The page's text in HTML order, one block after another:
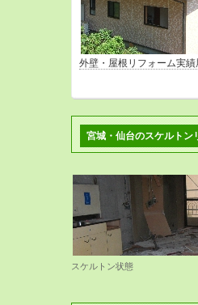
外壁・屋根リフォーム実績
宮城・仙台のスケルトン
スケルトン状態